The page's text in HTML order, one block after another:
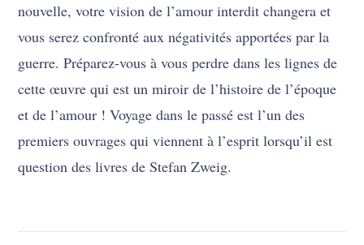
nouvelle, votre vision de l’amour interdit changera et
vous serez confronté aux négativités apportées par la
guerre. Préparez-vous à vous perdre dans les lignes de
cette œuvre qui est un miroir de l’histoire de l’époque
et de l’amour ! Voyage dans le passé est l’un des
premiers ouvrages qui viennent à l’esprit lorsqu’il est
question des livres de Stefan Zweig.